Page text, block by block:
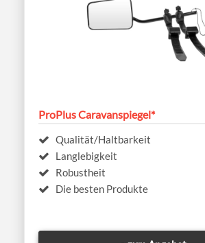
ProPlus Caravanspiegel*
Qualität/Haltbarkeit
Langlebigkeit
Robustheit
Die besten Produkte